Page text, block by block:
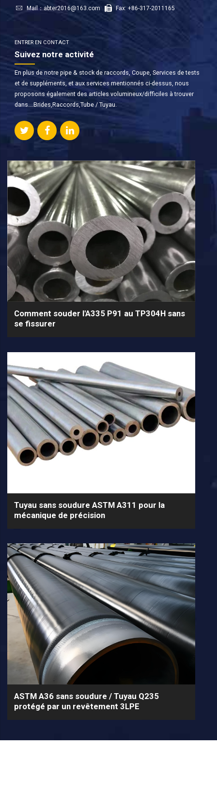
Mail：abter2016@163.com Fax: +86-317-2011165
ENTRER EN CONTACT
Suivez notre activité
En plus de notre pipe & stock de raccords, Coupe, Services de tests
et de suppléments, et aux services mentionnés ci-dessus, nous
proposons également des articles volumineux/difficiles à trouver
dans….Brides,Raccords,Tube / Tuyau.
Comment souder l'A335 P91 au TP304H sans
se fissurer
Tuyau sans soudure ASTM A311 pour la
mécanique de précision
ASTM A36 sans soudure / Tuyau Q235
protégé par un revêtement 3LPE